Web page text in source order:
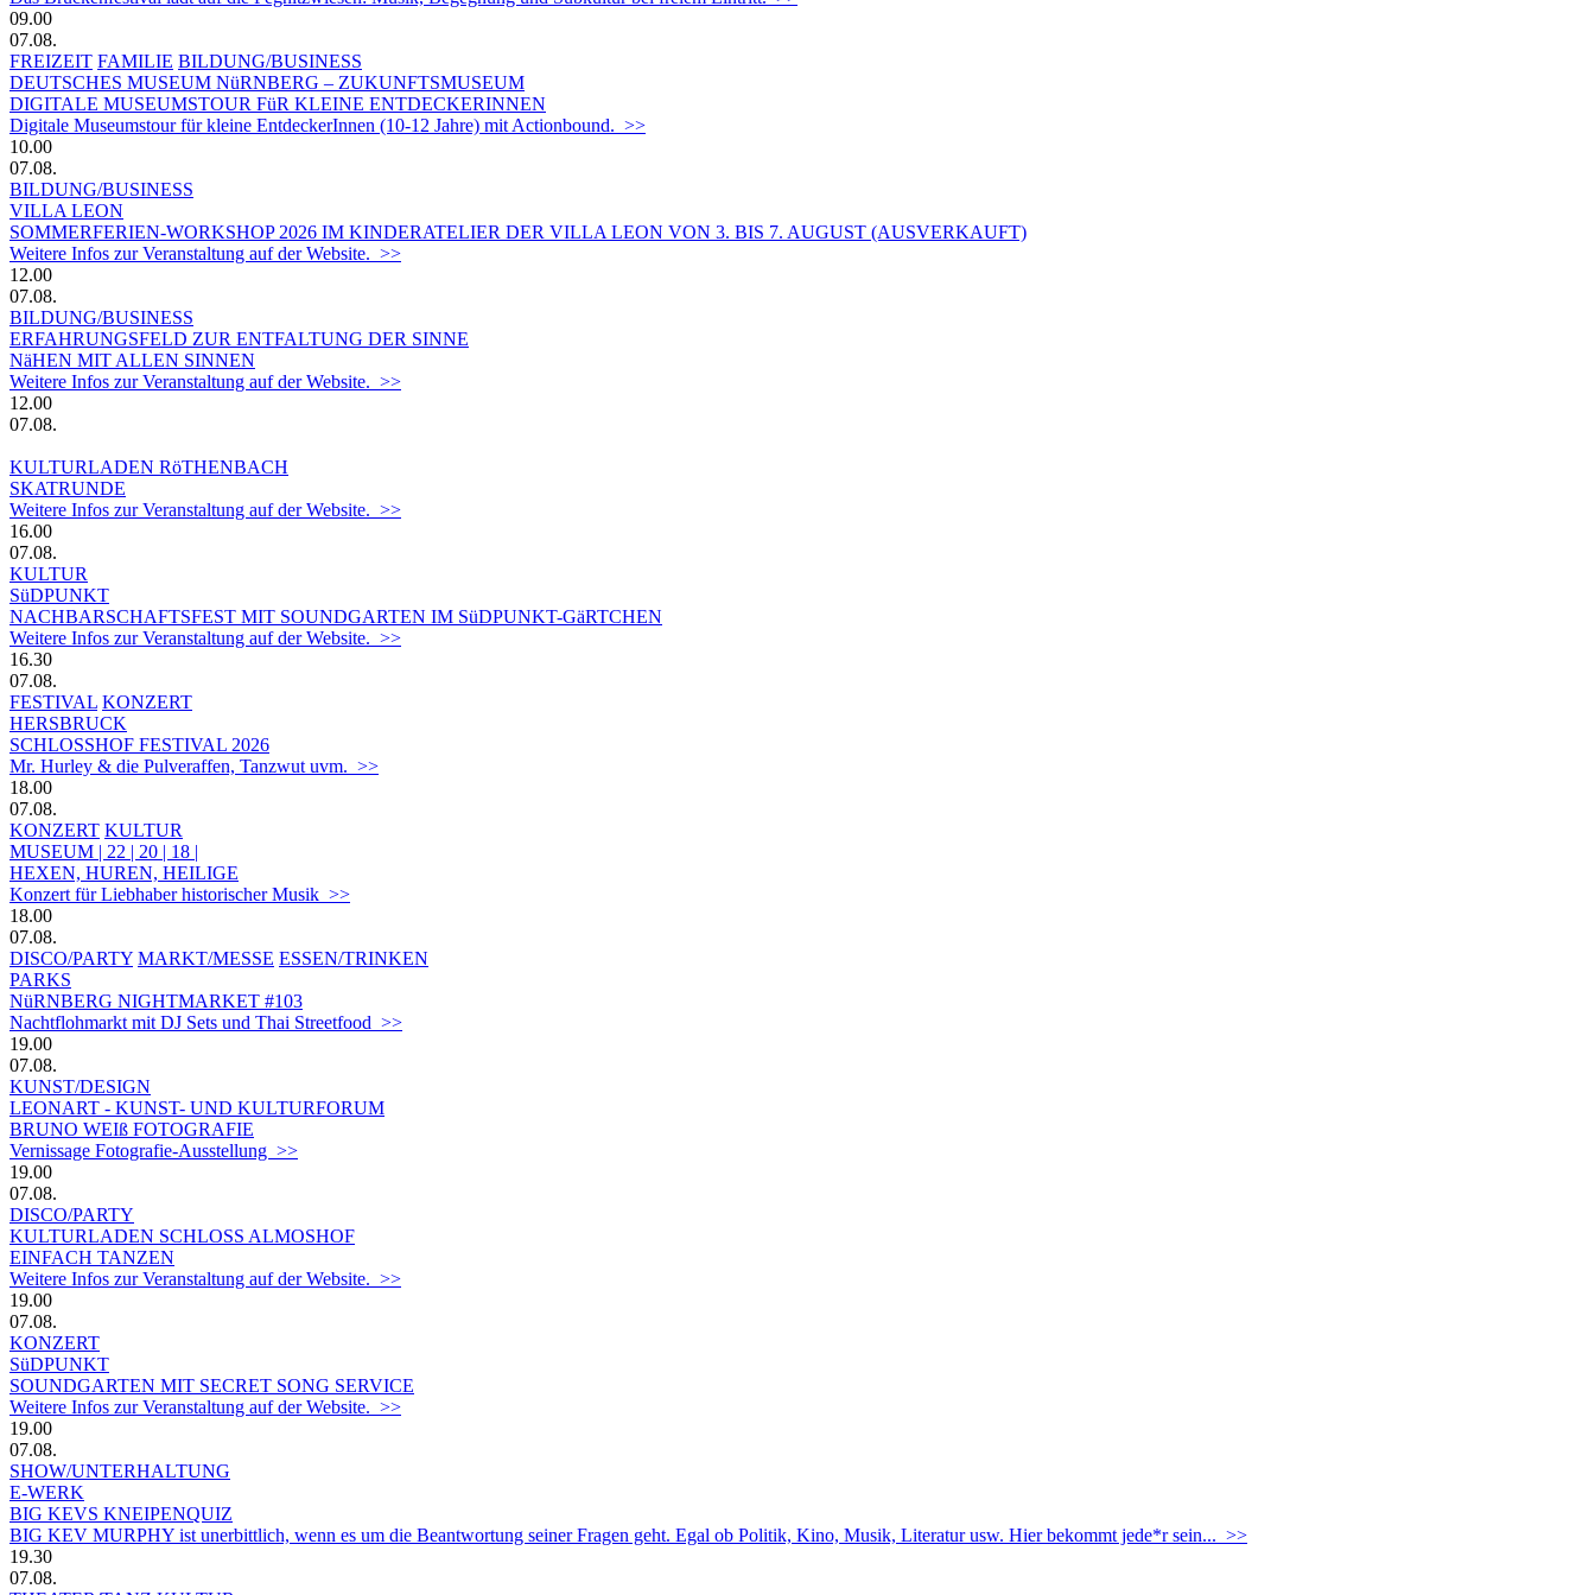
09.00
07.08.
FREIZEIT FAMILIE BILDUNG/BUSINESS
DEUTSCHES MUSEUM NüRNBERG – ZUKUNFTSMUSEUM
DIGITALE MUSEUMSTOUR FüR KLEINE ENTDECKERINNEN
Digitale Museumstour für kleine EntdeckerInnen (10-12 Jahre) mit Actionbound. >>
10.00
07.08.
BILDUNG/BUSINESS
VILLA LEON
SOMMERFERIEN-WORKSHOP 2026 IM KINDERATELIER DER VILLA LEON VON 3. BIS 7. AUGUST (AUSVERKAUFT)
Weitere Infos zur Veranstaltung auf der Website. >>
12.00
07.08.
BILDUNG/BUSINESS
ERFAHRUNGSFELD ZUR ENTFALTUNG DER SINNE
NäHEN MIT ALLEN SINNEN
Weitere Infos zur Veranstaltung auf der Website. >>
12.00
07.08.
KULTURLADEN RöTHENBACH
SKATRUNDE
Weitere Infos zur Veranstaltung auf der Website. >>
16.00
07.08.
KULTUR
SüDPUNKT
NACHBARSCHAFTSFEST MIT SOUNDGARTEN IM SüDPUNKT-GäRTCHEN
Weitere Infos zur Veranstaltung auf der Website. >>
16.30
07.08.
FESTIVAL KONZERT
HERSBRUCK
SCHLOSSHOF FESTIVAL 2026
Mr. Hurley & die Pulveraffen, Tanzwut uvm. >>
18.00
07.08.
KONZERT KULTUR
MUSEUM | 22 | 20 | 18 |
HEXEN, HUREN, HEILIGE
Konzert für Liebhaber historischer Musik >>
18.00
07.08.
DISCO/PARTY MARKT/MESSE ESSEN/TRINKEN
PARKS
NüRNBERG NIGHTMARKET #103
Nachtflohmarkt mit DJ Sets und Thai Streetfood >>
19.00
07.08.
KUNST/DESIGN
LEONART - KUNST- UND KULTURFORUM
BRUNO WEIß FOTOGRAFIE
Vernissage Fotografie-Ausstellung >>
19.00
07.08.
DISCO/PARTY
KULTURLADEN SCHLOSS ALMOSHOF
EINFACH TANZEN
Weitere Infos zur Veranstaltung auf der Website. >>
19.00
07.08.
KONZERT
SüDPUNKT
SOUNDGARTEN MIT SECRET SONG SERVICE
Weitere Infos zur Veranstaltung auf der Website. >>
19.00
07.08.
SHOW/UNTERHALTUNG
E-WERK
BIG KEVS KNEIPENQUIZ
BIG KEV MURPHY ist unerbittlich, wenn es um die Beantwortung seiner Fragen geht. Egal ob Politik, Kino, Musik, Literatur usw. Hier bekommt jede*r sein... >>
19.30
07.08.